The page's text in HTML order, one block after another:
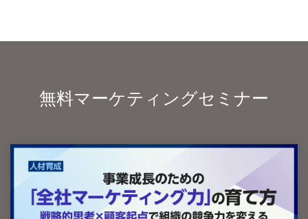
無料マーケティングセミナー